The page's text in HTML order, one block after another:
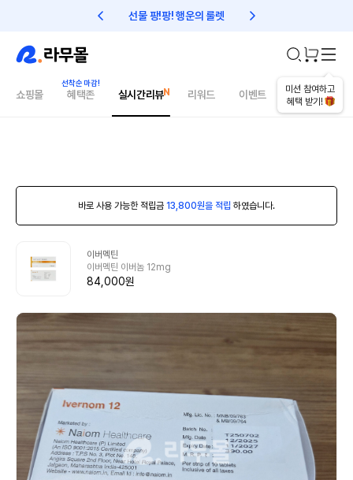
선물 팡!팡! 행운의 룰렛 친구초대 1만원 리워드!
미션 참여하고
혜택 받기!
쇼핑몰 혜택존 실시간리뷰 리워드 이벤트 건강매거진
바로 사용 가능한 적립금 13,800원을 적립 하였습니다.
이버멕틴
이버멕틴 이버놈 12mg
84,000원